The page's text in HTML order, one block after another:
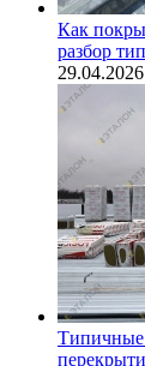
Как
разбор
29.04.2026
Типичные